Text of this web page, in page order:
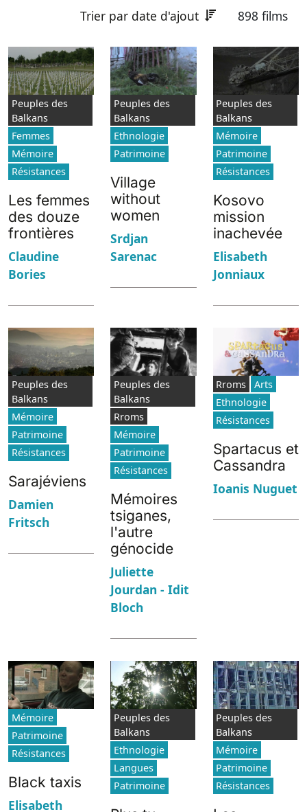
Trier par date d'ajout 898 films
Peuples des
Balkans
Femmes
Mémoire
Résistances
Les femmes
des douze
frontières
Claudine
Bories
Peuples des
Balkans
Ethnologie
Patrimoine
Village
without
women
Srdjan
Sarenac
Peuples des
Balkans
Mémoire
Patrimoine
Résistances
Kosovo
mission
inachevée
Elisabeth
Jonniaux
Peuples des
Balkans
Mémoire
Patrimoine
Résistances
Sarajéviens
Damien
Fritsch
Peuples des
Balkans
Rroms
Mémoire
Patrimoine
Résistances
Mémoires
tsiganes,
l'autre
génocide
Juliette
Jourdan - Idit
Bloch
Rroms
Arts
Ethnologie
Résistances
Spartacus et
Cassandra
Ioanis Nuguet
Mémoire
Patrimoine
Résistances
Black taxis
Elisabeth
Peuples des
Balkans
Ethnologie
Langues
Patrimoine
Peuples des
Balkans
Mémoire
Patrimoine
Résistances